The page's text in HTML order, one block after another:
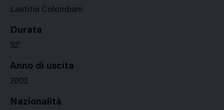
Laetitia Colombani
Durata
92'
Anno di uscita
2002
Nazionalità